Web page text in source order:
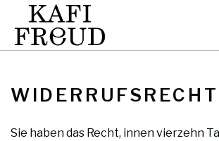
WIDERRUFSRECHT
Sie haben das Recht, innen vierzehn